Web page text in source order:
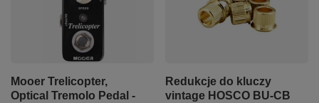
Mooer Trelicopter,
Optical Tremolo Pedal -
Redukcje do kluczy
vintage HOSCO BU-CB